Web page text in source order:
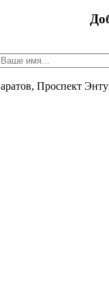
​Проспект